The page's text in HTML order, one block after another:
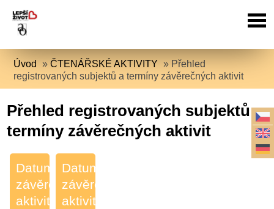
Úvod »ČTENÁŘSKÉ AKTIVITY » Přehled
registrovaných subjektů a termíny závěrečných aktivit
Přehled registrovaných subjektů a
termíny závěrečných aktivit
Datumy
závěrečných
aktivit
Datumy
závěrečných
aktivit